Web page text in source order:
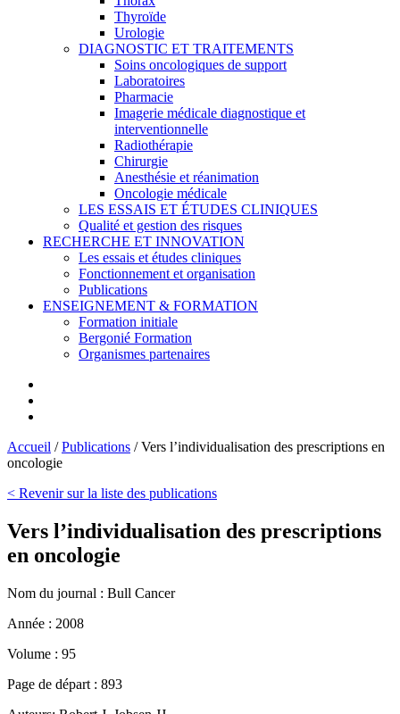
Thyroïde
Urologie
DIAGNOSTIC ET TRAITEMENTS
Soins oncologiques de support
Laboratoires
Pharmacie
Imagerie médicale diagnostique et
interventionnelle
Radiothérapie
Chirurgie
Anesthésie et réanimation
Oncologie médicale
LES ESSAIS ET ÉTUDES CLINIQUES
Qualité et gestion des risques
RECHERCHE ET INNOVATION
Les essais et études cliniques
Fonctionnement et organisation
Publications
ENSEIGNEMENT & FORMATION
Formation initiale
Bergonié Formation
Organismes partenaires
Accueil /Publications /Vers l’individualisation des prescriptions en
oncologie
< Revenir sur la liste des publications
Vers l’individualisation des prescriptions
en oncologie
Nom du journal : Bull Cancer
Année : 2008
Volume : 95
Page de départ : 893